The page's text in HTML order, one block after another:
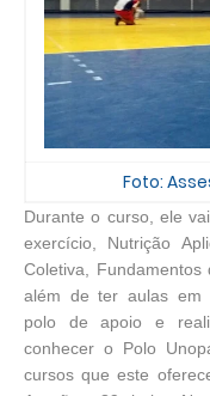
Foto:
Durante o curso, ele
exercício, Nutrição
Coletiva, Fundamentos
além de ter aulas em
polo de apoio e
conhecer o Polo
cursos que este